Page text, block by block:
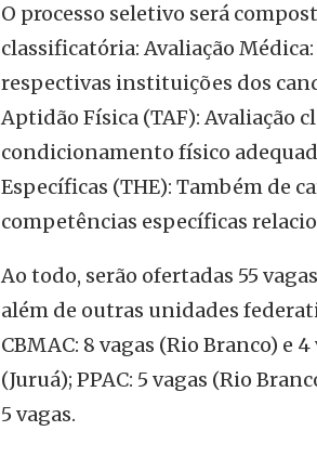
O processo seletivo será
classificatória: Avaliação
respectivas instituições dos
Aptidão Física (TAF): Avaliação
condicionamento físico
Específicas (THE): Também de
competências específicas
Ao todo, serão ofertadas 55
além de outras unidades
CBMAC: 8 vagas (Rio Branco) e
(Juruá); PPAC: 5 vagas (Rio
5 vagas.